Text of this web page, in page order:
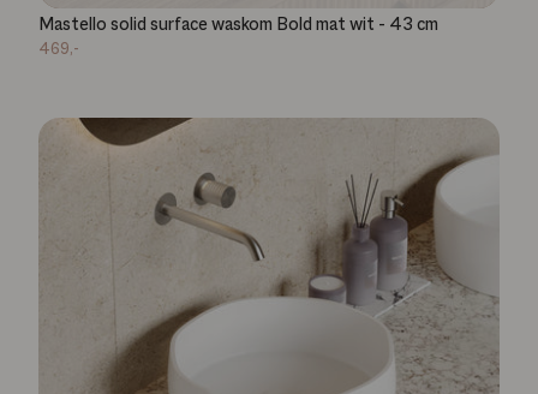
Mastello solid surface waskom Bold mat wit - 43 cm
469,-